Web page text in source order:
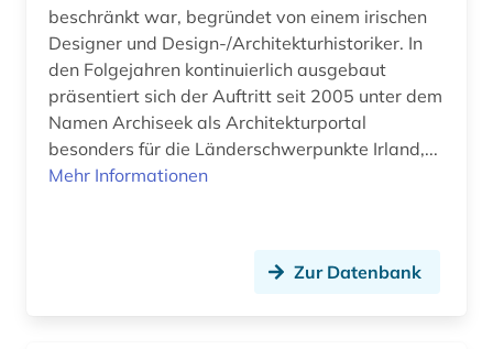
geschichte (15)
geschichte 1500-1800 (1)
geschichte 1500-1900 (1)
geschichte 1880-1945 (1)
beschränkt war, begründet von einem irischen
Designer und Design-/Architekturhistoriker. In
den Folgejahren kontinuierlich ausgebaut
präsentiert sich der Auftritt seit 2005 unter dem
Namen Archiseek als Architekturportal
besonders für die Länderschwerpunkte Irland,...
Mehr Informationen
Zur Datenbank